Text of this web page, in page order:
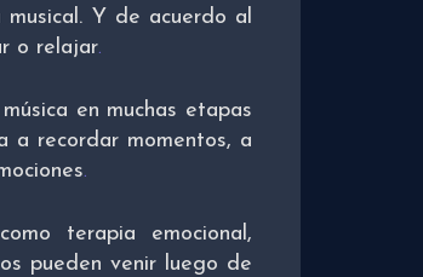
Y de acuerdo al
o relajar.
en muchas etapas
a recordar momentos, a
.
terapia emocional,
pueden venir luego de